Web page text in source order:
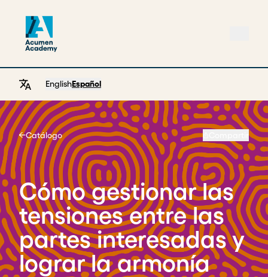
EnglishEspañol
Catálogo
Home
Cómo gestionar las
tensiones entre las
partes interesadas y
lograr la armonía